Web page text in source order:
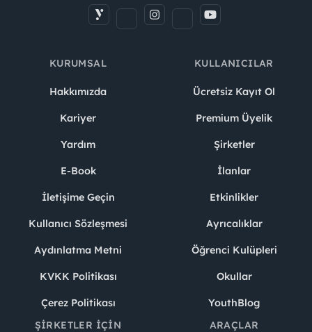
KURUMSAL
Hakkımızda
Kariyer
Yardım
E-Book
İletişime Geçin
Kullanıcı Sözleşmesi
Aydınlatma Metni
KVKK Politikası
Çerez Politikası
KULLANICILAR
Ücretsiz Kayıt Ol
Premium Üyelik
Şirketler
İlanlar
Etkinlikler
Ayrıcalıklar
Öğrenci Kulüpleri
Okullar
YouthBlog
ŞIRKETLER İÇIN
ARAÇLAR